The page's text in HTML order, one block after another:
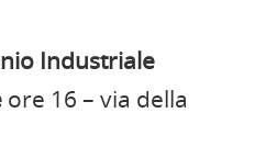
Industriale
ore 16 – via della